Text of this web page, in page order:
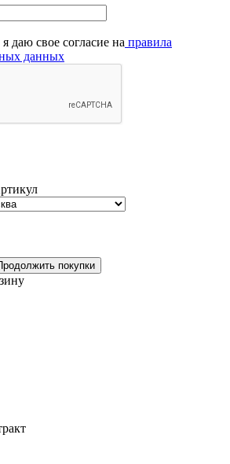
даю свое согласие на правила
данных
покупки